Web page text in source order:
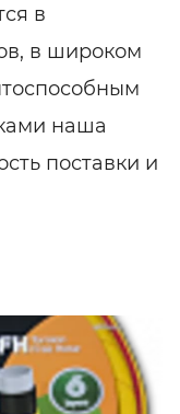
в
в широком
наша
поставки и